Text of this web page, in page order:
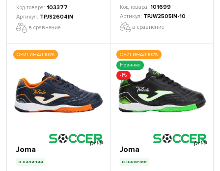
103377
TPJS2604IN
в сравнение
101699
TPJW2505IN-10
в сравнение
ОРИГИНАЛ 100%
Joma
в наличии
ОРИГИНАЛ 100%
Новинка
-1%
Joma
в наличии